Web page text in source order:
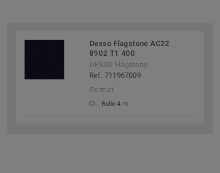
Desso Flagstone AC22
8902 T1 400
DESSO Flagstone
Ref. 711967009
Format
Rulle 4 m